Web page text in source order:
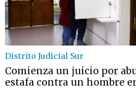
Distrito Judicial Sur
Comienza un juicio por
estafa contra un hombre